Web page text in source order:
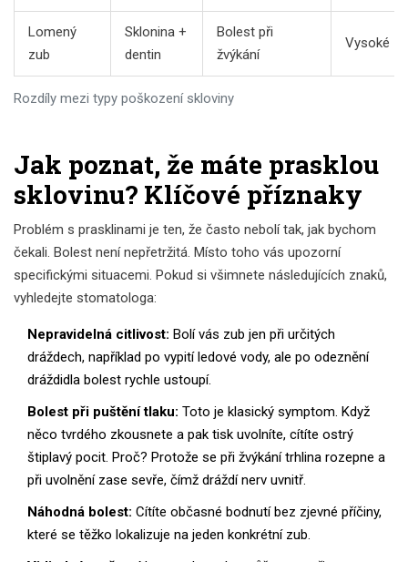
Rozdíly mezi typy poškození skloviny
Lomený
zub
Sklonina +
dentin
Bolest při
žvýkání
Vysoké
Jak poznat, že máte prasklou
sklovinu? Klíčové příznaky
Problém s prasklinami je ten, že často nebolí tak, jak bychom
čekali. Bolest není nepřetržitá. Místo toho vás upozorní
specifickými situacemi. Pokud si všimnete následujících znaků,
vyhledejte stomatologa:
Nepravidelná citlivost: Bolí vás zub jen při určitých
dráždech, například po vypití ledové vody, ale po odeznění
dráždidla bolest rychle ustoupí.
Bolest při puštění tlaku: Toto je klasický symptom. Když
něco tvrdého zkousnete a pak tisk uvolníte, cítíte ostrý
štiplavý pocit. Proč? Protože se při žvýkání trhlina rozepne a
při uvolnění zase sevře, čímž dráždí nerv uvnitř.
Náhodná bolest: Cítíte občasné bodnutí bez zjevné příčiny,
které se těžko lokalizuje na jeden konkrétní zub.